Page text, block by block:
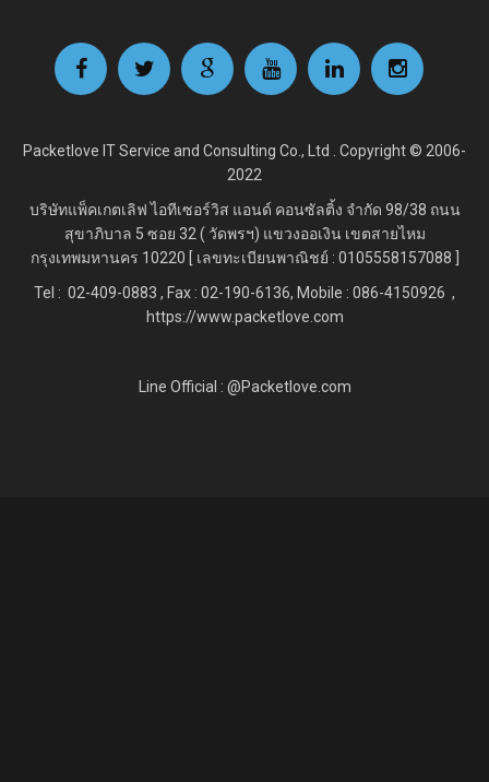
Packetlove IT Service and Consulting Co., Ltd . Copyright © 2006-
2022
บริษัทแพ็คเกตเลิฟ ไอทีเซอร์วิส แอนด์ คอนซัลติ้ง จำกัด 98/38 ถนน
สุขาภิบาล 5 ซอย 32 ( วัดพรฯ) แขวงออเงิน เขตสายไหม
กรุงเทพมหานคร 10220 [ เลขทะเบียนพาณิชย์ : 0105558157088 ]
Tel : 02-409-0883 , Fax : 02-190-6136, Mobile : 086-4150926 ,
https://www.packetlove.com
Line Official : @Packetlove.com